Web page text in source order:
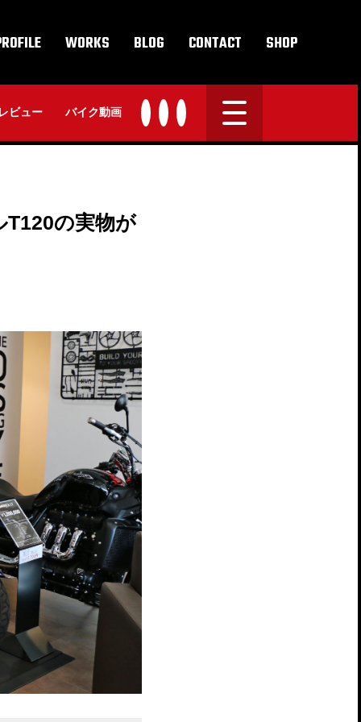
WORKS BLOG CONTACT SHOP
ビュー バイク動画
の実物が